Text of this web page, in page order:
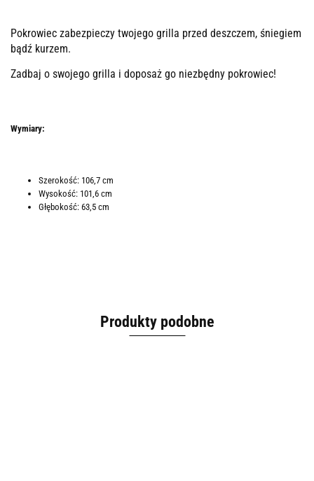
Pokrowiec zabezpieczy twojego grilla przed deszczem, śniegiem
bądź kurzem.
Zadbaj o swojego grilla i doposaż go niezbędny pokrowiec!
Wymiary:
Szerokość: 106,7 cm
Wysokość: 101,6 cm
Głębokość: 63,5 cm
Produkty podobne